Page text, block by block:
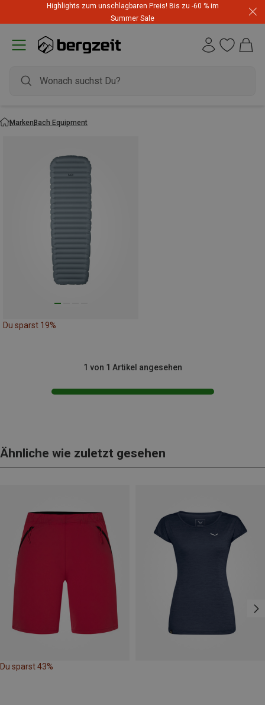
Highlights zum unschlagbaren Preis! Bis zu -60 % im
Summer Sale
MarkenBach Equipment
Du sparst 19%
1 von 1 Artikel angesehen
Ähnliche wie zuletzt gesehen
Du sparst 43%